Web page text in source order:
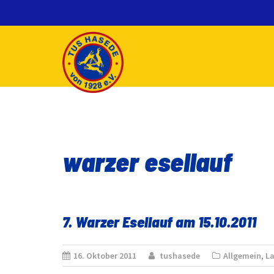
warzer esellauf
7. Warzer Esellauf am 15.10.2011
16. Oktober 2011 tushasede Allgemein,